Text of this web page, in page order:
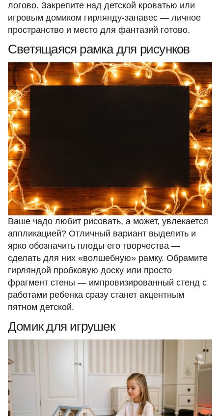
логово. Закрепите над детской кроватью или
игровым домиком гирлянду-занавес — личное
пространство и место для фантазий готово.
Светящаяся рамка для рисунков
Ваше чадо любит рисовать, а может, увлекается
аппликацией? Отличный вариант выделить и
ярко обозначить плоды его творчества —
сделать для них «волшебную» рамку. Обрамите
гирляндой пробковую доску или просто
фрагмент стены — импровизированный стенд с
работами ребенка сразу станет акцентным
пятном детской.
Домик для игрушек